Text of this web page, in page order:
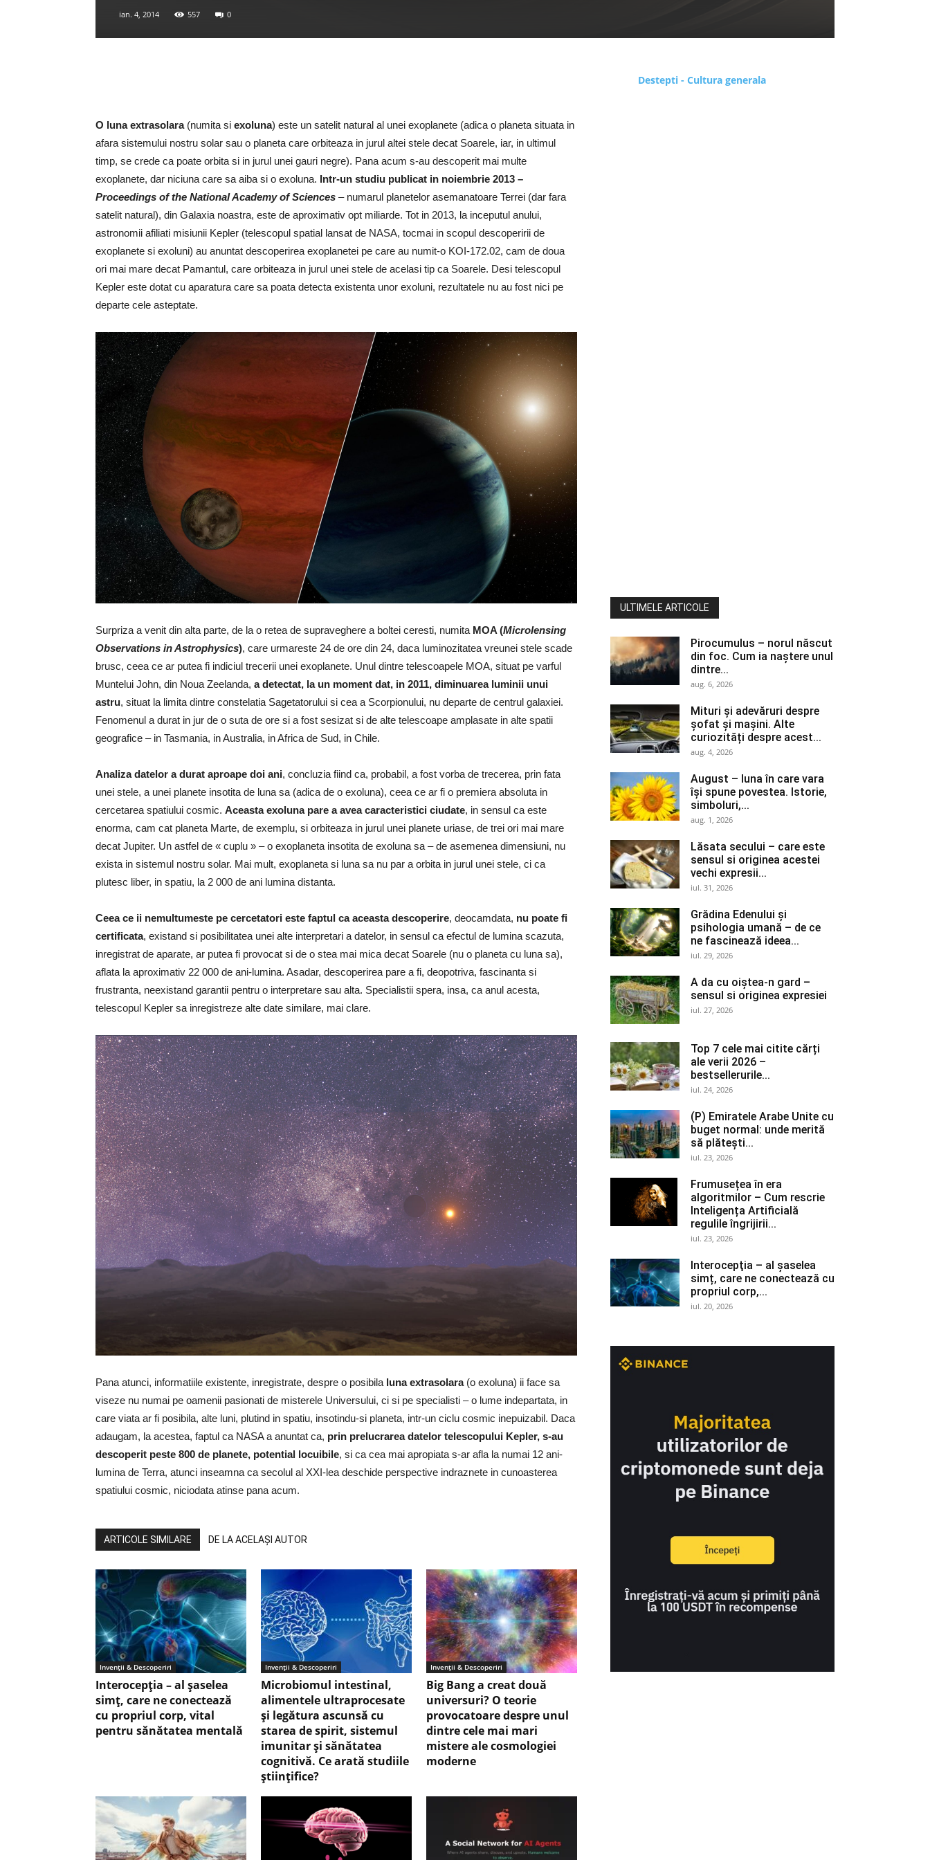
ian. 4, 2014 557 0
O luna extrasolara(numita si exoluna) este un satelit natural al unei exoplanete (adica o planeta situata in
afara sistemului nostru solar sau o planeta care orbiteaza in jurul altei stele decat Soarele, iar, in ultimul
timp, se crede ca poate orbita si in jurul unei gauri negre). Pana acum s-au descoperit mai multe
exoplanete, dar niciuna care sa aiba si o exoluna. Intr-un studiu publicat in noiembrie 2013 –
Proceedings of the National Academy of Sciences – numarul planetelor asemanatoare Terrei (dar fara
satelit natural), din Galaxia noastra, este de aproximativ opt miliarde. Tot in 2013, la inceputul anului,
astronomii afiliati misiunii Kepler (telescopul spatial lansat de NASA, tocmai in scopul descoperirii de
exoplanete si exoluni) au anuntat descoperirea exoplanetei pe care au numit-o KOI-172.02, cam de doua
ori mai mare decat Pamantul, care orbiteaza in jurul unei stele de acelasi tip ca Soarele. Desi telescopul
Kepler este dotat cu aparatura care sa poata detecta existenta unor exoluni, rezultatele nu au fost nici pe
departe cele asteptate.
Surpriza a venit din alta parte, de la o retea de supraveghere a boltei ceresti, numita MOA (Microlensing
Observations in Astrophysics), care urmareste 24 de ore din 24, daca luminozitatea vreunei stele scade
brusc, ceea ce ar putea fi indiciul trecerii unei exoplanete. Unul dintre telescoapele MOA, situat pe varful
Muntelui John, din Noua Zeelanda, a detectat, la un moment dat, in 2011, diminuarea luminii unui
astru, situat la limita dintre constelatia Sagetatorului si cea a Scorpionului, nu departe de centrul galaxiei.
Fenomenul a durat in jur de o suta de ore si a fost sesizat si de alte telescoape amplasate in alte spatii
geografice – in Tasmania, in Australia, in Africa de Sud, in Chile.
Analiza datelor a durat aproape doi ani, concluzia fiind ca, probabil, a fost vorba de trecerea, prin fata
unei stele, a unei planete insotita de luna sa (adica de o exoluna), ceea ce ar fi o premiera absoluta in
cercetarea spatiului cosmic. Aceasta exoluna pare a avea caracteristici ciudate, in sensul ca este
enorma, cam cat planeta Marte, de exemplu, si orbiteaza in jurul unei planete uriase, de trei ori mai mare
decat Jupiter. Un astfel de « cuplu » – o exoplaneta insotita de exoluna sa – de asemenea dimensiuni, nu
exista in sistemul nostru solar. Mai mult, exoplaneta si luna sa nu par a orbita in jurul unei stele, ci ca
plutesc liber, in spatiu, la 2 000 de ani lumina distanta.
Ceea ce ii nemultumeste pe cercetatori este faptul ca aceasta descoperire, deocamdata, nu poate fi
certificata, existand si posibilitatea unei alte interpretari a datelor, in sensul ca efectul de lumina scazuta,
inregistrat de aparate, ar putea fi provocat si de o stea mai mica decat Soarele (nu o planeta cu luna sa),
aflata la aproximativ 22 000 de ani-lumina. Asadar, descoperirea pare a fi, deopotriva, fascinanta si
frustranta, neexistand garantii pentru o interpretare sau alta. Specialistii spera, insa, ca anul acesta,
telescopul Kepler sa inregistreze alte date similare, mai clare.
Pana atunci, informatiile existente, inregistrate, despre o posibila luna extrasolara(o exoluna) ii face sa
viseze nu numai pe oamenii pasionati de misterele Universului, ci si pe specialisti – o lume indepartata, in
care viata ar fi posibila, alte luni, plutind in spatiu, insotindu-si planeta, intr-un ciclu cosmic inepuizabil. Daca
adaugam, la acestea, faptul ca NASA a anuntat ca, prin prelucrarea datelor telescopului Kepler, s-au
descoperit peste 800 de planete, potential locuibile, si ca cea mai apropiata s-ar afla la numai 12 ani-
lumina de Terra, atunci inseamna ca secolul al XXI-lea deschide perspective indraznete in cunoasterea
spatiului cosmic, niciodata atinse pana acum.
ARTICOLE SIMILARE DE LA ACELAȘI AUTOR
Invenții & Descoperiri
Interocepţia – al șaselea
simț, care ne conectează
cu propriul corp, vital
pentru sănătatea mentală
Invenții & Descoperiri
Microbiomul intestinal,
alimentele ultraprocesate
şi legătura ascunsă cu
starea de spirit, sistemul
imunitar și sănătatea
cognitivă. Ce arată studiile
științifice?
Invenții & Descoperiri
Big Bang a creat două
universuri? O teorie
provocatoare despre unul
dintre cele mai mari
mistere ale cosmologiei
moderne
Destepti - Cultura generala
ULTIMELE ARTICOLE
Pirocumulus – norul născut
din foc. Cum ia naștere unul
dintre...
aug. 6, 2026
Mituri și adevăruri despre
șofat și mașini. Alte
curiozități despre acest...
aug. 4, 2026
August – luna în care vara
își spune povestea. Istorie,
simboluri,...
aug. 1, 2026
Lăsata secului – care este
sensul si originea acestei
vechi expresii...
iul. 31, 2026
Grădina Edenului și
psihologia umană – de ce
ne fascinează ideea...
iul. 29, 2026
A da cu oiștea-n gard –
sensul si originea expresiei
iul. 27, 2026
Top 7 cele mai citite cărți
ale verii 2026 –
bestsellerurile...
iul. 24, 2026
(P) Emiratele Arabe Unite cu
buget normal: unde merită
să plătești...
iul. 23, 2026
Frumusețea în era
algoritmilor – Cum rescrie
Inteligența Artificială
regulile îngrijirii...
iul. 23, 2026
Interocepţia – al șaselea
simț, care ne conectează cu
propriul corp,...
iul. 20, 2026